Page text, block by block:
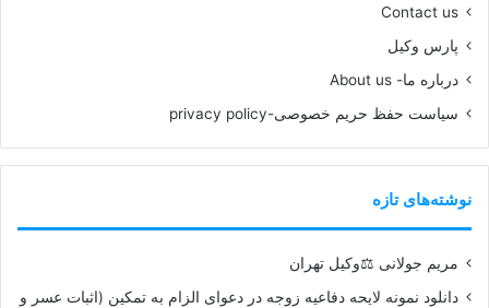
Contact us
پارس وکیل
درباره ما- About us
سیاست حفظ حریم خصوصی-privacy policy
نوشته‌های تازه
مریم جولانی ⚖️وکیل تهران
دانلود نمونه لایحه دفاعیه زوجه در دعوای الزام به تمکین (اثبات عسر و